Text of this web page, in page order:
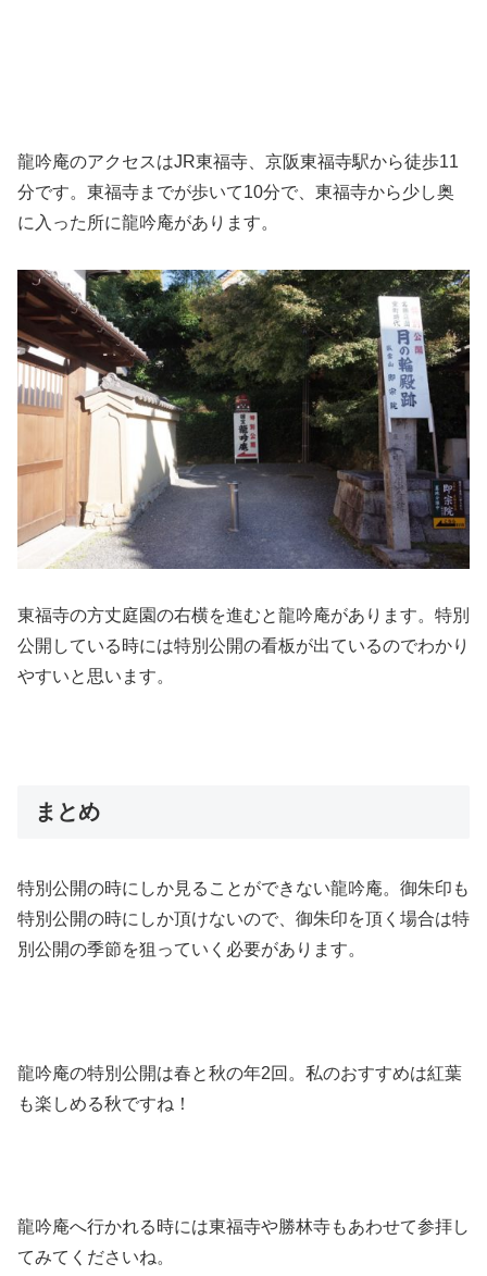
龍吟庵のアクセスはJR東福寺、京阪東福寺駅から徒歩11
分です。東福寺までが歩いて10分で、東福寺から少し奥
に入った所に龍吟庵があります。
東福寺の方丈庭園の右横を進むと龍吟庵があります。特別
公開している時には特別公開の看板が出ているのでわかり
やすいと思います。
まとめ
特別公開の時にしか見ることができない龍吟庵。御朱印も
特別公開の時にしか頂けないので、御朱印を頂く場合は特
別公開の季節を狙っていく必要があります。
龍吟庵の特別公開は春と秋の年2回。私のおすすめは紅葉
も楽しめる秋ですね！
龍吟庵へ行かれる時には東福寺や勝林寺もあわせて参拝し
てみてくださいね。